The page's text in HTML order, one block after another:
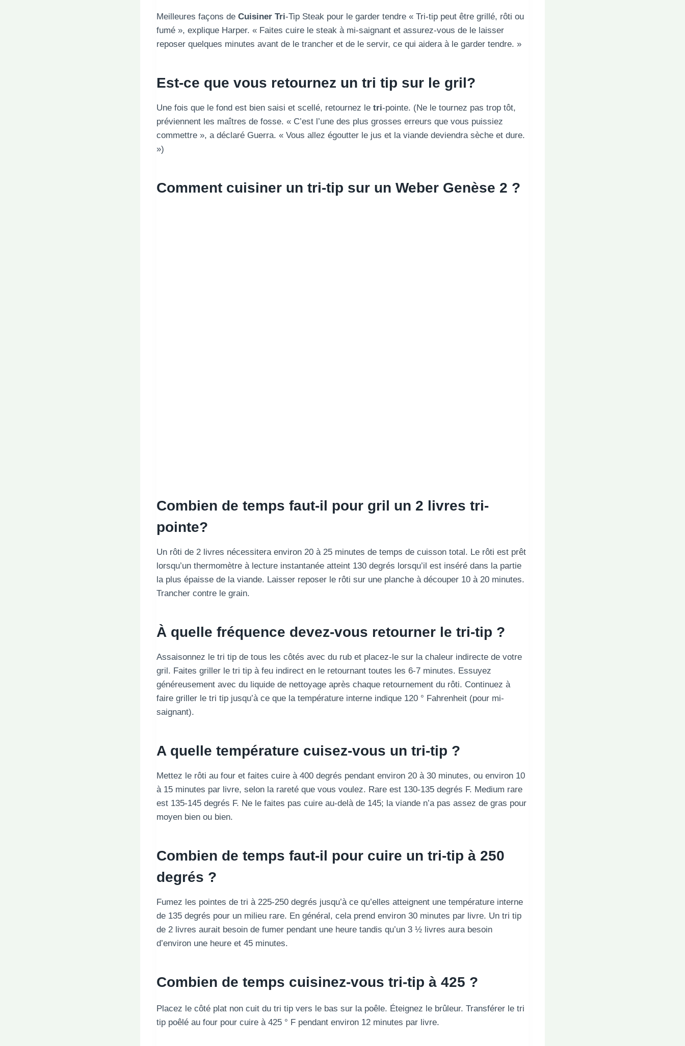
Meilleures façons de Cuisiner Tri-Tip Steak pour le garder tendre « Tri-tip peut être grillé, rôti ou
fumé », explique Harper. « Faites cuire le steak à mi-saignant et assurez-vous de le laisser
reposer quelques minutes avant de le trancher et de le servir, ce qui aidera à le garder tendre. »
Est-ce que vous retournez un tri tip sur le gril?
Une fois que le fond est bien saisi et scellé, retournez le tri-pointe. (Ne le tournez pas trop tôt,
préviennent les maîtres de fosse. « C’est l’une des plus grosses erreurs que vous puissiez
commettre », a déclaré Guerra. « Vous allez égoutter le jus et la viande deviendra sèche et dure.
»)
Comment cuisiner un tri-tip sur un Weber Genèse 2 ?
Combien de temps faut-il pour gril un 2 livres tri-
pointe?
Un rôti de 2 livres nécessitera environ 20 à 25 minutes de temps de cuisson total. Le rôti est prêt
lorsqu’un thermomètre à lecture instantanée atteint 130 degrés lorsqu’il est inséré dans la partie
la plus épaisse de la viande. Laisser reposer le rôti sur une planche à découper 10 à 20 minutes.
Trancher contre le grain.
À quelle fréquence devez-vous retourner le tri-tip ?
Assaisonnez le tri tip de tous les côtés avec du rub et placez-le sur la chaleur indirecte de votre
gril. Faites griller le tri tip à feu indirect en le retournant toutes les 6-7 minutes. Essuyez
généreusement avec du liquide de nettoyage après chaque retournement du rôti. Continuez à
faire griller le tri tip jusqu’à ce que la température interne indique 120 ° Fahrenheit (pour mi-
saignant).
A quelle température cuisez-vous un tri-tip ?
Mettez le rôti au four et faites cuire à 400 degrés pendant environ 20 à 30 minutes, ou environ 10
à 15 minutes par livre, selon la rareté que vous voulez. Rare est 130-135 degrés F. Medium rare
est 135-145 degrés F. Ne le faites pas cuire au-delà de 145; la viande n’a pas assez de gras pour
moyen bien ou bien.
Combien de temps faut-il pour cuire un tri-tip à 250
degrés ?
Fumez les pointes de tri à 225-250 degrés jusqu’à ce qu’elles atteignent une température interne
de 135 degrés pour un milieu rare. En général, cela prend environ 30 minutes par livre. Un tri tip
de 2 livres aurait besoin de fumer pendant une heure tandis qu’un 3 ½ livres aura besoin
d’environ une heure et 45 minutes.
Combien de temps cuisinez-vous tri-tip à 425 ?
Placez le côté plat non cuit du tri tip vers le bas sur la poêle. Éteignez le brûleur. Transférer le tri
tip poêlé au four pour cuire à 425 ° F pendant environ 12 minutes par livre.